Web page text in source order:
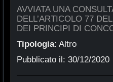
AVVIATA UNA
DELL’ARTICOLO 77
DEI PRINCIPI DI
Tipologia: Altro
Pubblicato il: 30/12/2020